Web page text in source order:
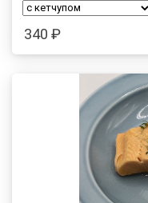
340 ₽